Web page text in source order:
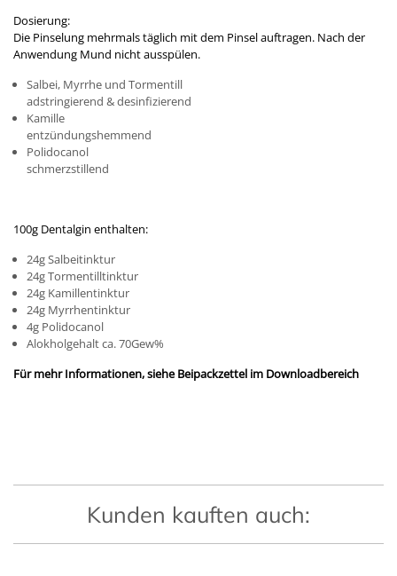
Dosierung:
Die Pinselung mehrmals täglich mit dem Pinsel auftragen. Nach der
Anwendung Mund nicht ausspülen.
Salbei, Myrrhe und Tormentill
adstringierend & desinfizierend
Kamille
entzündungshemmend
Polidocanol
schmerzstillend
100g Dentalgin enthalten:
24g Salbeitinktur
24g Tormentilltinktur
24g Kamillentinktur
24g Myrrhentinktur
4g Polidocanol
Alokholgehalt ca. 70Gew%
Für mehr Informationen, siehe Beipackzettel im Downloadbereich
Kunden kauften auch: